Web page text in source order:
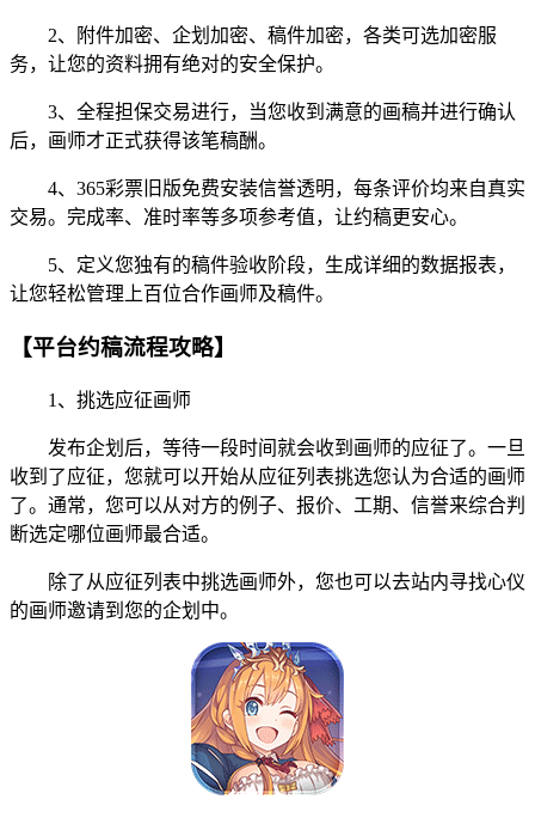
2、附件加密、企划加密、稿件加密，各类可选加密服
务，让您的资料拥有绝对的安全保护。
3、全程担保交易进行，当您收到满意的画稿并进行确认
后，画师才正式获得该笔稿酬。
4、365彩票旧版免费安装信誉透明，每条评价均来自真实
交易。完成率、准时率等多项参考值，让约稿更安心。
5、定义您独有的稿件验收阶段，生成详细的数据报表，
让您轻松管理上百位合作画师及稿件。
【平台约稿流程攻略】
1、挑选应征画师
发布企划后，等待一段时间就会收到画师的应征了。一旦
收到了应征，您就可以开始从应征列表挑选您认为合适的画师
了。通常，您可以从对方的例子、报价、工期、信誉来综合判
断选定哪位画师最合适。
除了从应征列表中挑选画师外，您也可以去站内寻找心仪
的画师邀请到您的企划中。